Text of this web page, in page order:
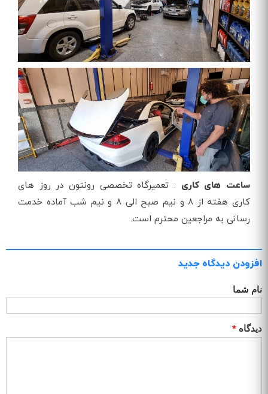
ساعت های کاری : تعمیرگاه تخصصی رونتون در روز های
کاری هفته از 8 و نیم صبح الی 8 و نیم شب آماده خدمت
رسانی به مراجعین محترم است.
افزودن دیدگاه جدید
نام شما
دیدگاه *